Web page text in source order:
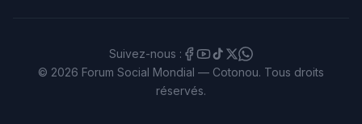
Suivez-nous :
© 2026 Forum Social Mondial — Cotonou. Tous droits
réservés.